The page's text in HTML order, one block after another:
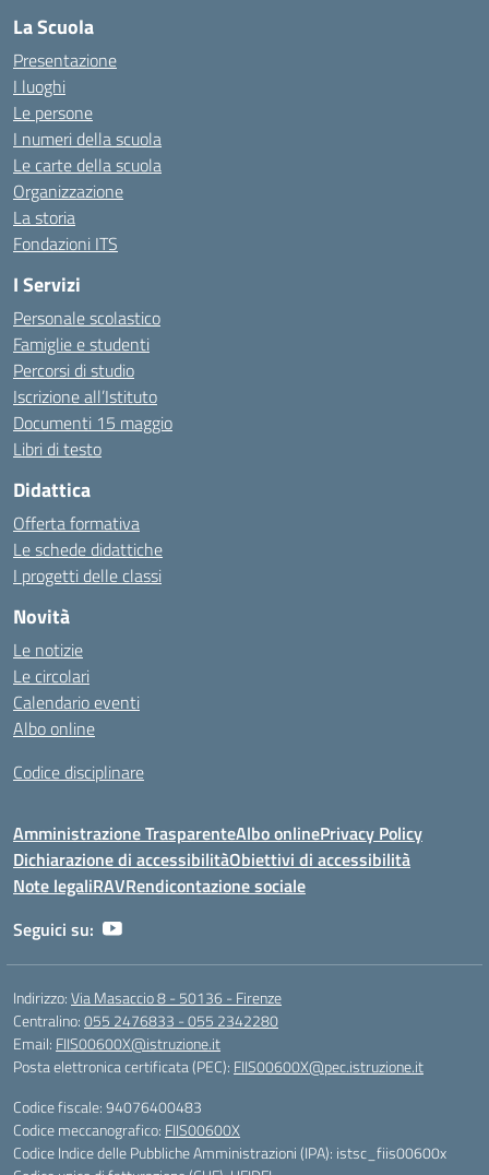
La Scuola
Presentazione
I luoghi
Le persone
I numeri della scuola
Le carte della scuola
Organizzazione
La storia
Fondazioni ITS
I Servizi
Personale scolastico
Famiglie e studenti
Percorsi di studio
Iscrizione all’Istituto
Documenti 15 maggio
Libri di testo
Didattica
Offerta formativa
Le schede didattiche
I progetti delle classi
Novità
Le notizie
Le circolari
Calendario eventi
Albo online
Codice disciplinare
Amministrazione TrasparenteAlbo onlinePrivacy Policy
Dichiarazione di accessibilitàObiettivi di accessibilità
Note legaliRAVRendicontazione sociale
Seguici su:
Indirizzo:Via Masaccio 8 - 50136 - Firenze
Centralino:055 2476833 - 055 2342280
Email: FIIS00600X@istruzione.it
Posta elettronica certificata (PEC): FIIS00600X@pec.istruzione.it
Codice fiscale: 94076400483
Codice meccanografico: FIIS00600X
Codice Indice delle Pubbliche Amministrazioni (IPA): istsc_fiis00600x